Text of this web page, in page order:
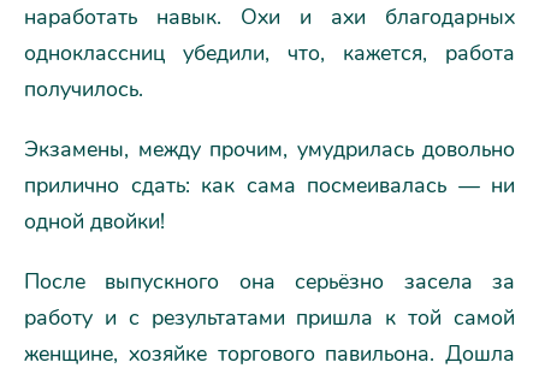
наработать навык. Охи и ахи благодарных
одноклассниц убедили, что, кажется, работа
получилось.
Экзамены, между прочим, умудрилась довольно
прилично сдать: как сама посмеивалась — ни
одной двойки!
После выпускного она серьёзно засела за
работу и с результатами пришла к той самой
женщине, хозяйке торгового павильона. Дошла